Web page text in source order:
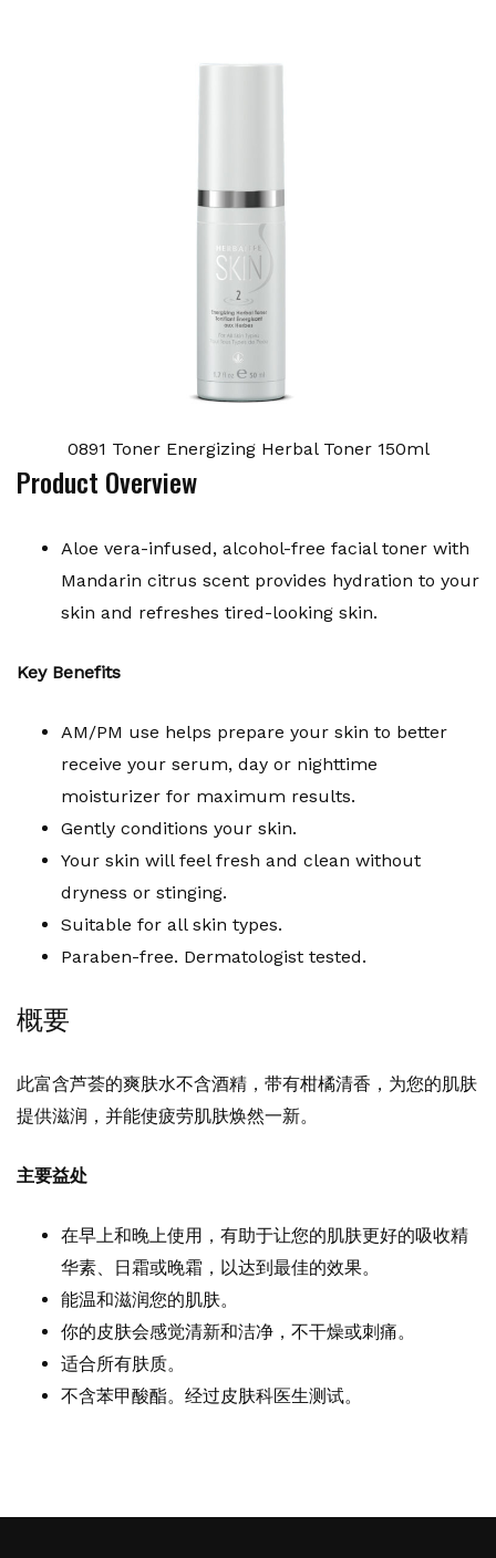
0891 Toner Energizing Herbal Toner 150ml
Product Overview
Aloe vera-infused, alcohol-free facial toner with
Mandarin citrus scent provides hydration to your
skin and refreshes tired-looking skin.
Key Benefits
AM/PM use helps prepare your skin to better
receive your serum, day or nighttime
moisturizer for maximum results.
Gently conditions your skin.
Your skin will feel fresh and clean without
dryness or stinging.
Suitable for all skin types.
Paraben-free. Dermatologist tested.
概要
此富含芦荟的爽肤水不含酒精，带有柑橘清香，为您的肌肤
提供滋润，并能使疲劳肌肤焕然一新。
主要益处
在早上和晚上使用，有助于让您的肌肤更好的吸收精
华素、日霜或晚霜，以达到最佳的效果。
能温和滋润您的肌肤。
你的皮肤会感觉清新和洁净，不干燥或刺痛。
适合所有肤质。
不含苯甲酸酯。经过皮肤科医生测试。